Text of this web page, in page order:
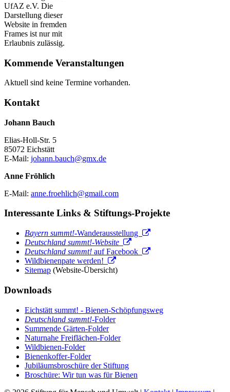
UfAZ e.V. Die
Darstellung dieser
Website in fremden
Frames ist nur mit
Erlaubnis zulässig.
Kommende Veranstaltungen
Aktuell sind keine Termine vorhanden.
Kontakt
Johann Bauch
Elias-Holl-Str. 5
85072 Eichstätt
E-Mail: johann.bauch@gmx.de
Anne Fröhlich
E-Mail: anne.froehlich@gmail.com
Interessante Links & Stiftungs-Projekte
Bayern summt!-Wanderausstellung
Deutschland summt!-Website
Deutschland summt! auf Facebook
Wildbienenpate werden!
Sitemap (Website-Übersicht)
Downloads
Eichstätt summt! - Bienen-Schöpfungsweg
Deutschland summt!-Folder
Summende Gärten-Folder
Naturnahe Freiflächen-Folder
Wildbienen-Folder
Bienenkoffer-Folder
Jubiläumsbroschüre der Stiftung
Broschüre: Wir tun was für Bienen